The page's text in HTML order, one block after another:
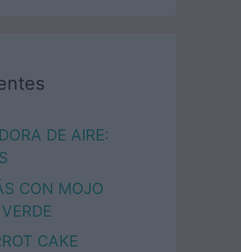
DE AIRE:
CON MOJO
CAKE